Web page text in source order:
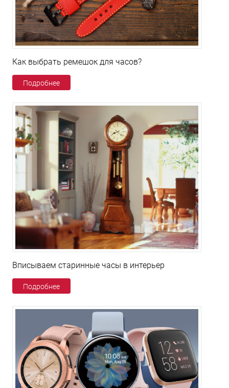
Как выбрать ремешок для часов?
Подробнее
Вписываем старинные часы в интерьер
Подробнее